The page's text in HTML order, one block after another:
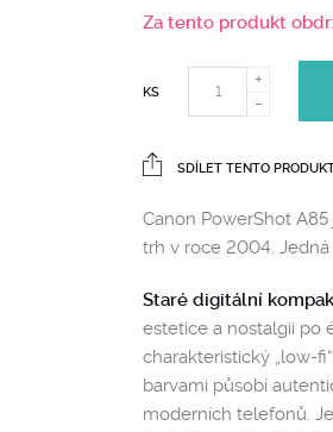
Za tento produkt
KS
SDÍLET TENTO
Canon PowerShot
trh v roce 2004.
Staré digitální
estetice a nostalgii po
charakteristický „low-
barvami působí
moderních telefonů.